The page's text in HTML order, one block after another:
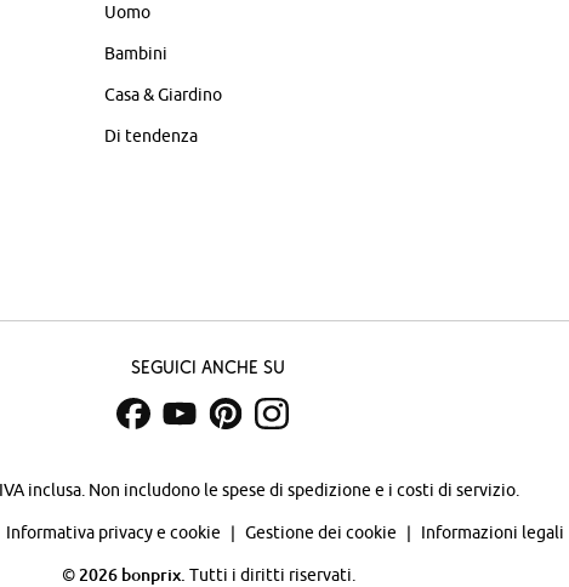
Uomo
Bambini
Casa & Giardino
Di tendenza
Seguici anche su
inclusa. Non includono le spese di spedizione e i costi di servizio.
Informativa privacy e cookie Gestione dei cookie Informazioni legali
© 2026 bonprix. Tutti i diritti riservati.